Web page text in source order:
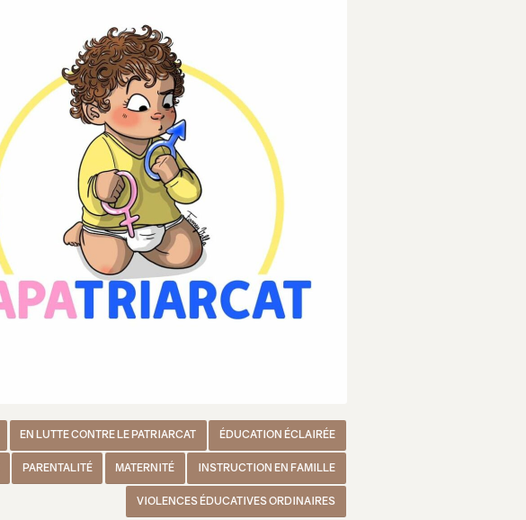
ÉDUCATION ÉCLAIRÉE
EN LUTTE CONTRE LE PATRIARCAT
INSTRUCTION EN FAMILLE
MATERNITÉ
PARENTALITÉ
VIOLENCES ÉDUCATIVES ORDINAIRES